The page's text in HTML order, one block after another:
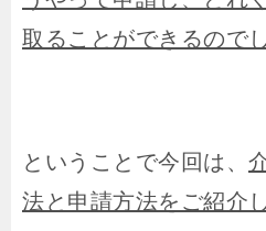
取ることができるので
ということで今回は、
法と申請方法をご紹介